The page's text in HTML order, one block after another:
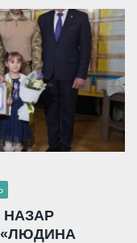
НАЗАР
«ЛЮДИНА